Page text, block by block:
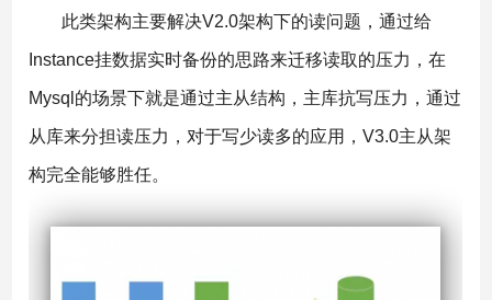
此类架构主要解决V2.0架构下的读问题，通过给
Instance挂数据实时备份的思路来迁移读取的压力，在
Mysql的场景下就是通过主从结构，主库抗写压力，通过
从库来分担读压力，对于写少读多的应用，V3.0主从架
构完全能够胜任。